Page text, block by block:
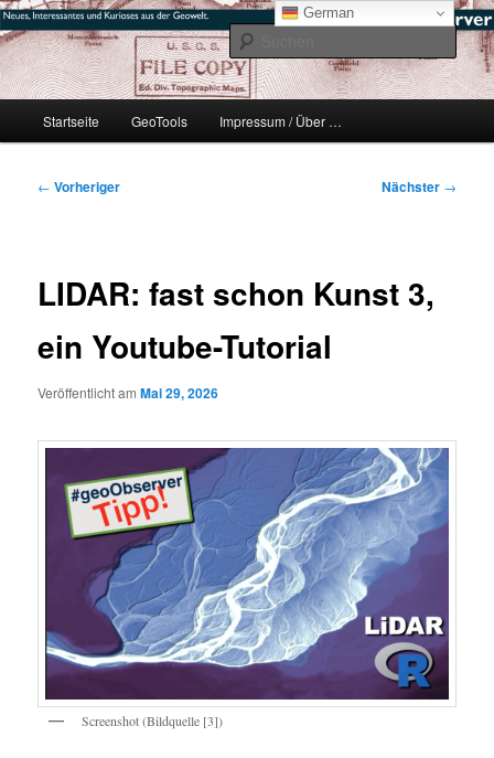
Zum
primären
Inhalt
springen#geoObserver
mikeE's GeoBlog
Startseite GeoTools Impressum / Über …
Beitragsnavigation
← Vorheriger Nächster →
LIDAR: fast schon Kunst 3,
ein Youtube-Tutorial
Veröffentlicht amMai 29, 2026
Screenshot (Bildquelle [3])
German